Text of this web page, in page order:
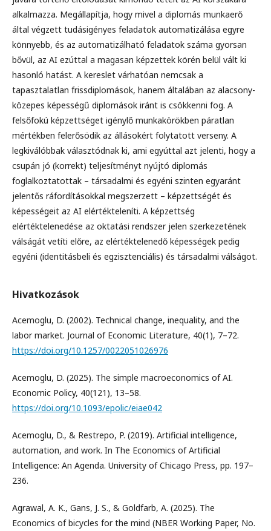
alkalmazza. Megállapítja, hogy mivel a diplomás munkaerő
által végzett tudásigényes feladatok automatizálása egyre
könnyebb, és az automatizálható feladatok száma gyorsan
bővül, az AI ezúttal a magasan képzettek körén belül vált ki
hasonló hatást. A kereslet várhatóan nemcsak a
tapasztalatlan frissdiplomások, hanem általában az alacsony-
közepes képességű diplomások iránt is csökkenni fog. A
felsőfokú képzettséget igénylő munkakörökben páratlan
mértékben felerősödik az állásokért folytatott verseny. A
legkiválóbbak választódnak ki, ami egyúttal azt jelenti, hogy a
csupán jó (korrekt) teljesítményt nyújtó diplomás
foglalkoztatottak – társadalmi és egyéni szinten egyaránt
jelentős ráfordításokkal megszerzett – képzettségét és
képességeit az AI elértékteleníti. A képzettség
elértéktelenedése az oktatási rendszer jelen szerkezetének
válságát vetíti előre, az elértéktelenedő képességek pedig
egyéni (identitásbeli és egzisztenciális) és társadalmi válságot.
Hivatkozások
Acemoglu, D. (2002). Technical change, inequality, and the
labor market. Journal of Economic Literature, 40(1), 7–72.
https://doi.org/10.1257/0022051026976
Acemoglu, D. (2025). The simple macroeconomics of AI.
Economic Policy, 40(121), 13–58.
https://doi.org/10.1093/epolic/eiae042
Acemoglu, D., & Restrepo, P. (2019). Artificial intelligence,
automation, and work. In The Economics of Artificial
Intelligence: An Agenda. University of Chicago Press, pp. 197–
236.
Agrawal, A. K., Gans, J. S., & Goldfarb, A. (2025). The
Economics of bicycles for the mind (NBER Working Paper, No.